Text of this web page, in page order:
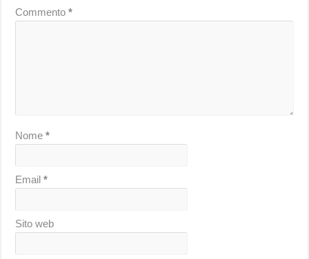
Commento*
Nome*
Email*
Sito web